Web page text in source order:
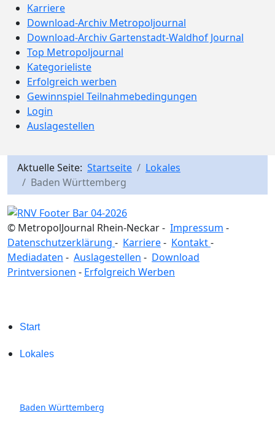
Karriere
Download-Archiv Metropoljournal
Download-Archiv Gartenstadt-Waldhof Journal
Top Metropoljournal
Kategorieliste
Erfolgreich werben
Gewinnspiel Teilnahmebedingungen
Login
Auslagestellen
Aktuelle Seite: Startseite
Lokales
Baden Württemberg
© MetropolJournal Rhein-Neckar - Impressum -
Datenschutzerklärung - Karriere- Kontakt-
Mediadaten - Auslagestellen - Download
Printversionen - Erfolgreich Werben
Start
Lokales
Baden Württemberg